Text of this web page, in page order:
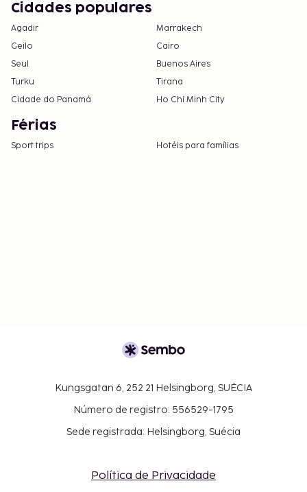
Cidades populares
Agadir
Marrakech
Geilo
Cairo
Seul
Buenos Aires
Turku
Tirana
Cidade do Panamá
Ho Chi Minh City
Férias
Sport trips Hotéis para famílias
Kungsgatan 6, 252 21 Helsingborg, SUÉCIA
Número de registro: 556529-1795
Sede registrada: Helsingborg, Suécia
Política de Privacidade